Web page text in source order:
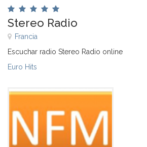
Stereo Radio
Francia
Escuchar radio Stereo Radio online
Euro Hits